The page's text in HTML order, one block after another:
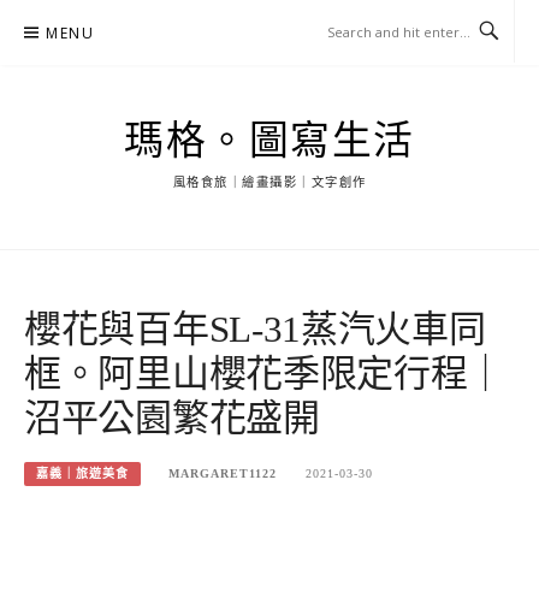
MENU
瑪格。圖寫生活
風格食旅｜繪畫攝影｜文字創作
櫻花與百年SL-31蒸汽火車同
框。阿里山櫻花季限定行程｜
沼平公園繁花盛開
嘉義｜旅遊美食 MARGARET1122 2021-03-30